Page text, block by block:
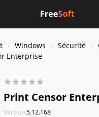
Windows Sécurité
Enterprise
Print Censor
Version:5.12.168